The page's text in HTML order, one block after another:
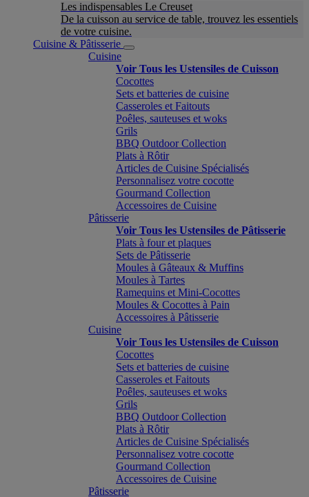
Les indispensables Le Creuset
De la cuisson au service de table, trouvez les essentiels
de votre cuisine.
Cuisine & Pâtisserie
Cuisine
Voir Tous les Ustensiles de Cuisson
Cocottes
Sets et batteries de cuisine
Casseroles et Faitouts
Poêles, sauteuses et woks
Grils
BBQ Outdoor Collection
Plats à Rôtir
Articles de Cuisine Spécialisés
Personnalisez votre cocotte
Gourmand Collection
Accessoires de Cuisine
Pâtisserie
Voir Tous les Ustensiles de Pâtisserie
Plats à four et plaques
Sets de Pâtisserie
Moules à Gâteaux & Muffins
Moules à Tartes
Ramequins et Mini-Cocottes
Moules & Cocottes à Pain
Accessoires à Pâtisserie
Cuisine
Voir Tous les Ustensiles de Cuisson
Cocottes
Sets et batteries de cuisine
Casseroles et Faitouts
Poêles, sauteuses et woks
Grils
BBQ Outdoor Collection
Plats à Rôtir
Articles de Cuisine Spécialisés
Personnalisez votre cocotte
Gourmand Collection
Accessoires de Cuisine
Pâtisserie